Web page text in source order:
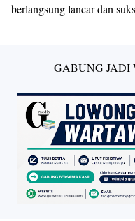
berlangsung lancar dan
GABUNG JADI